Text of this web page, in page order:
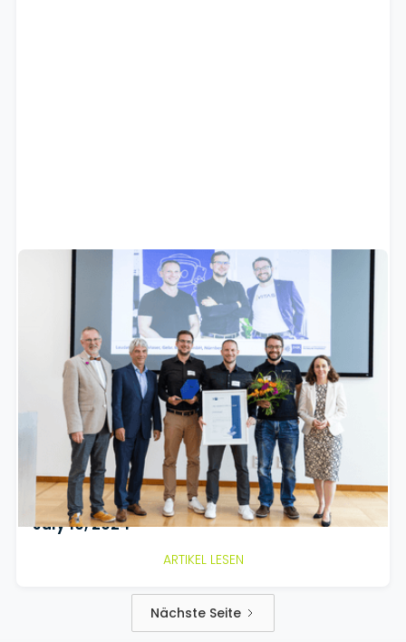
VITAS erhält den IHK Gründerpreis
Mittelfranken 2024
Die VITAS GmbH freut sich über den Gewinn des IHK
Gründerpreises Mittelfranken 2024! Gegründet im
März 2019 von Thomas Abend, René Straub und
Tobias Bäumler, entwickelt VITAS einen digitalen
Assistenten zur Optimierung der
Kundenkommunikation unter höchsten
Datenschutzstandards. Der Erhalt des Preises würdigt
den mutigen Schritt zur Gründung und gibt Ansporn
für die Zukunft!
July 10, 2024
ARTIKEL LESEN
Nächste Seite